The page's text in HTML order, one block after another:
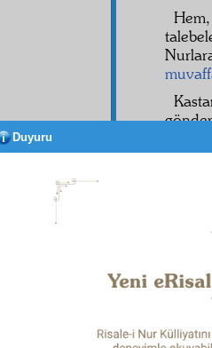
ve
Hüsrev
Duyuru